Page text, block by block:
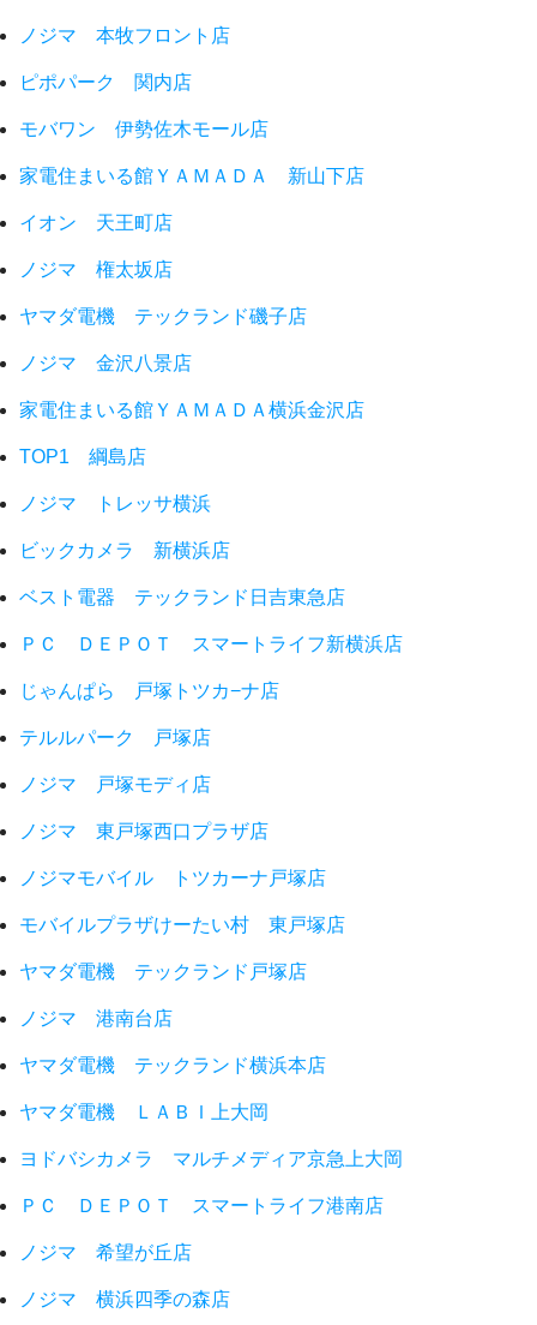
ノジマ 本牧フロント店
ピポパーク 関内店
モバワン 伊勢佐木モール店
家電住まいる館ＹＡＭＡＤＡ 新山下店
イオン 天王町店
ノジマ 権太坂店
ヤマダ電機 テックランド磯子店
ノジマ 金沢八景店
家電住まいる館ＹＡＭＡＤＡ横浜金沢店
TOP1 綱島店
ノジマ トレッサ横浜
ビックカメラ 新横浜店
ベスト電器 テックランド日吉東急店
ＰＣ ＤＥＰＯＴ スマートライフ新横浜店
じゃんぱら 戸塚トツカ−ナ店
テルルパーク 戸塚店
ノジマ 戸塚モディ店
ノジマ 東戸塚西口プラザ店
ノジマモバイル トツカーナ戸塚店
モバイルプラザけーたい村 東戸塚店
ヤマダ電機 テックランド戸塚店
ノジマ 港南台店
ヤマダ電機 テックランド横浜本店
ヤマダ電機 ＬＡＢＩ上大岡
ヨドバシカメラ マルチメディア京急上大岡
ＰＣ ＤＥＰＯＴ スマートライフ港南店
ノジマ 希望が丘店
ノジマ 横浜四季の森店